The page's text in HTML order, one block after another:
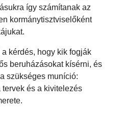
így számítanak az
kormánytisztviselőként
kérdés, hogy kik fogják
beruházásokat kísérni, és
szükséges muníció:
és a kivitelezés